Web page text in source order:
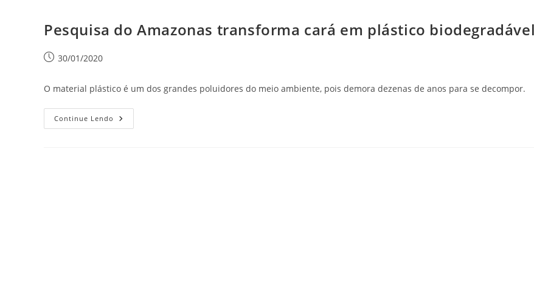
Pesquisa do Amazonas transforma cará em plástico biodegradável
30/01/2020
O material plástico é um dos grandes poluidores do meio ambiente, pois demora dezenas de anos para se decompor.
Continue Lendo